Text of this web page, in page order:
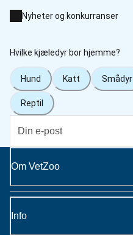
Nyheter og konkurranser
Hvilke kjæledyr bor hjemme?
Hund Katt Smådyr
Reptil
Om VetZoo
Info